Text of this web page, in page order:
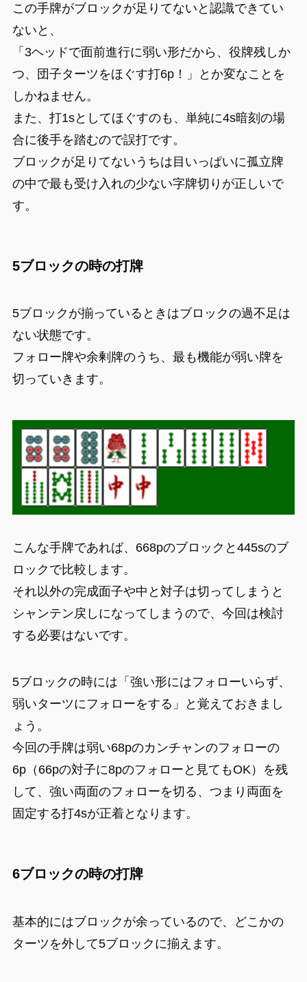
この手牌がブロックが足りてないと認識できてい
ないと、
「3ヘッドで面前進行に弱い形だから、役牌残しか
つ、団子ターツをほぐす打6p！」とか変なことを
しかねません。
また、打1sとしてほぐすのも、単純に4s暗刻の場
合に後手を踏むので誤打です。
ブロックが足りてないうちは目いっぱいに孤立牌
の中で最も受け入れの少ない字牌切りが正しいで
す。
5ブロックの時の打牌
5ブロックが揃っているときはブロックの過不足は
ない状態です。
フォロー牌や余剰牌のうち、最も機能が弱い牌を
切っていきます。
こんな手牌であれば、668pのブロックと445sのブ
ロックで比較します。
それ以外の完成面子や中と対子は切ってしまうと
シャンテン戻しになってしまうので、今回は検討
する必要はないです。
5ブロックの時には「強い形にはフォローいらず、
弱いターツにフォローをする」と覚えておきまし
ょう。
今回の手牌は弱い68pのカンチャンのフォローの
6p（66pの対子に8pのフォローと見てもOK）を残
して、強い両面のフォローを切る、つまり両面を
固定する打4sが正着となります。
6ブロックの時の打牌
基本的にはブロックが余っているので、どこかの
ターツを外して5ブロックに揃えます。